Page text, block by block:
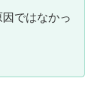
ではなかっ